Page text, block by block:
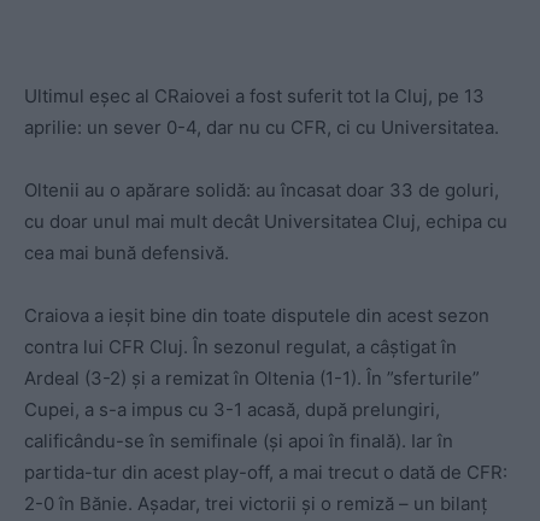
Ultimul eșec al CRaiovei a fost suferit tot la Cluj, pe 13
aprilie: un sever 0-4, dar nu cu CFR, ci cu Universitatea.
Oltenii au o apărare solidă: au încasat doar 33 de goluri,
cu doar unul mai mult decât Universitatea Cluj, echipa cu
cea mai bună defensivă.
Craiova a ieșit bine din toate disputele din acest sezon
contra lui CFR Cluj. În sezonul regulat, a câștigat în
Ardeal (3-2) și a remizat în Oltenia (1-1). În ”sferturile”
Cupei, a s-a impus cu 3-1 acasă, după prelungiri,
calificându-se în semifinale (și apoi în finală). Iar în
partida-tur din acest play-off, a mai trecut o dată de CFR:
2-0 în Bănie. Așadar, trei victorii și o remiză – un bilanț